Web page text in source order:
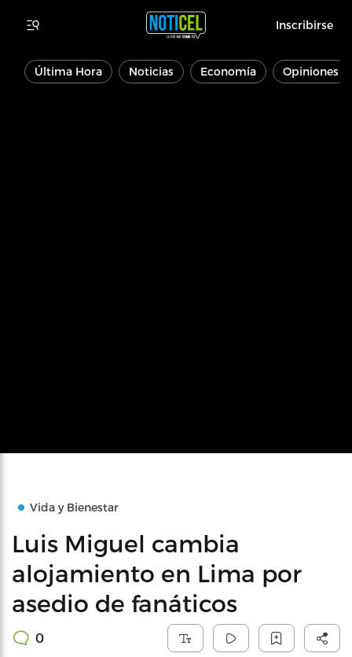
Inscribirse
Última Hora Noticias Economía Opiniones
Vida y Bienestar
Luis Miguel cambia
alojamiento en Lima por
asedio de fanáticos
0